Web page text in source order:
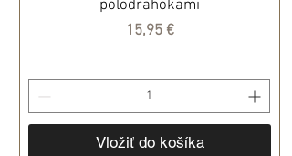
polodrahokami
Cena
15,95 €
Vložiť do košíka